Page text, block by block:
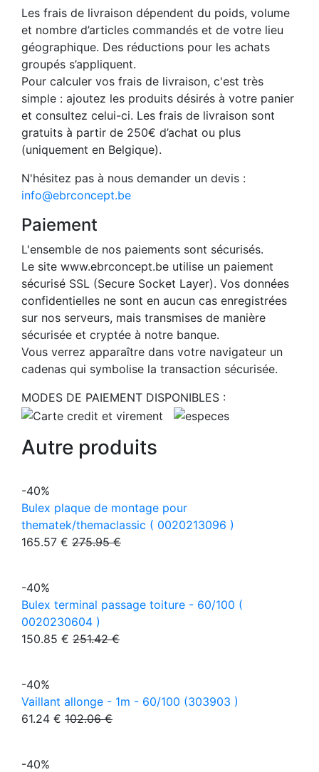
Les frais de livraison dépendent du poids, volume
et nombre d’articles commandés et de votre lieu
géographique. Des réductions pour les achats
groupés s’appliquent.
Pour calculer vos frais de livraison, c'est très
simple : ajoutez les produits désirés à votre panier
et consultez celui-ci. Les frais de livraison sont
gratuits à partir de 250€ d’achat ou plus
(uniquement en Belgique).
N'hésitez pas à nous demander un devis :
info@ebrconcept.be
Paiement
L'ensemble de nos paiements sont sécurisés.
Le site www.ebrconcept.be utilise un paiement
sécurisé SSL (Secure Socket Layer). Vos données
confidentielles ne sont en aucun cas enregistrées
sur nos serveurs, mais transmises de manière
sécurisée et cryptée à notre banque.
Vous verrez apparaître dans votre navigateur un
cadenas qui symbolise la transaction sécurisée.
MODES DE PAIEMENT DISPONIBLES :
Autre produits
-40%
Bulex plaque de montage pour
thematek/themaclassic ( 0020213096 )
165.57 € 275.95 €
-40%
Bulex terminal passage toiture - 60/100 (
0020230604 )
150.85 € 251.42 €
-40%
Vaillant allonge - 1m - 60/100 (303903 )
61.24 € 102.06 €
-40%